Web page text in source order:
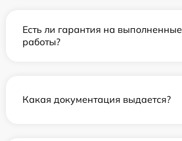
Есть ли гарантия на выполненные
работы?
Какая документация выдается?